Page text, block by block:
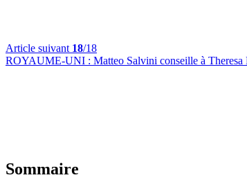
Article suivant 18/18
ROYAUME-UNI : Matteo Salvini conseille à
Sommaire